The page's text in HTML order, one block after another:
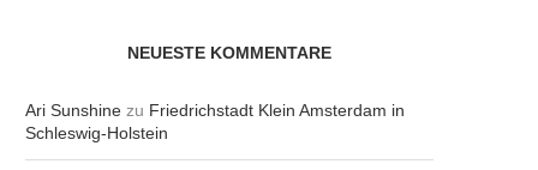
NEUESTE KOMMENTARE
Ari Sunshine zu Friedrichstadt Klein Amsterdam in
Schleswig-Holstein